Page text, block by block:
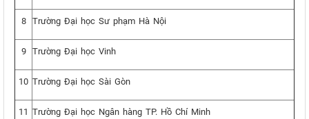
8 Trường Đại học Sư phạm Hà Nội
9 Trường Đại học Vinh
10 Trường Đại học Sài Gòn
11 Trường Đại học Ngân hàng TP. Hồ Chí Minh